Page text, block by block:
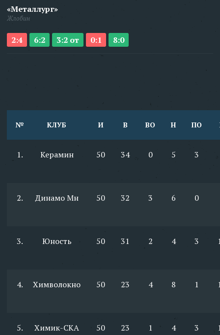
«Металлург»
Жлобин
2:4 6:2 3:2 от 0:1 8:0
№ КЛУБ И В ВО Н ПО
1. Керамин 50 34 0 5 3
2. Динамо Мн 50 32 3 6 0
3. Юность 50 31 2 4 3
4. Химволокно 50 23 4 8 1
5. Химик-СКА 50 23 1 4 3